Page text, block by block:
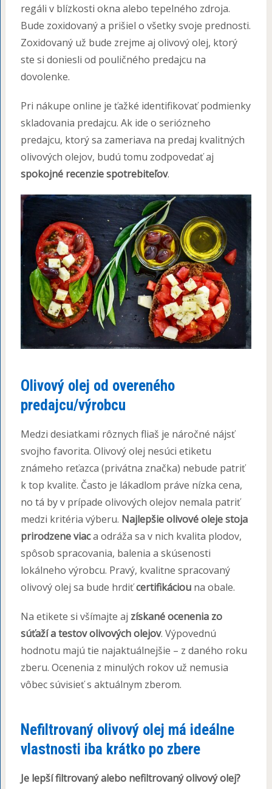
regáli v blízkosti okna alebo tepelného zdroja.
Bude zoxidovaný a prišiel o všetky svoje prednosti.
Zoxidovaný už bude zrejme aj olivový olej, ktorý
ste si doniesli od pouličného predajcu na
dovolenke.
Pri nákupe online je ťažké identifikovať podmienky
skladovania predajcu. Ak ide o seriózneho
predajcu, ktorý sa zameriava na predaj kvalitných
olivových olejov, budú tomu zodpovedať aj
spokojné recenzie spotrebiteľov.
Olivový olej od overeného
predajcu/výrobcu
Medzi desiatkami rôznych fliaš je náročné nájsť
svojho favorita. Olivový olej nesúci etiketu
známeho reťazca (privátna značka) nebude patriť
k top kvalite. Často je lákadlom práve nízka cena,
no tá by v prípade olivových olejov nemala patriť
medzi kritéria výberu. Najlepšie olivové oleje stoja
prirodzene viaca odráža sa v nich kvalita plodov,
spôsob spracovania, balenia a skúsenosti
lokálneho výrobcu. Pravý, kvalitne spracovaný
olivový olej sa bude hrdiťcertifikáciouna obale.
Na etikete si všímajte aj získané ocenenia zo
súťaží a testov olivových olejov. Výpovednú
hodnotu majú tie najaktuálnejšie – z daného roku
zberu. Ocenenia z minulých rokov už nemusia
vôbec súvisieť s aktuálnym zberom.
Nefiltrovaný olivový olej má ideálne
vlastnosti iba krátko po zbere
Je lepší filtrovaný alebo nefiltrovaný olivový olej?